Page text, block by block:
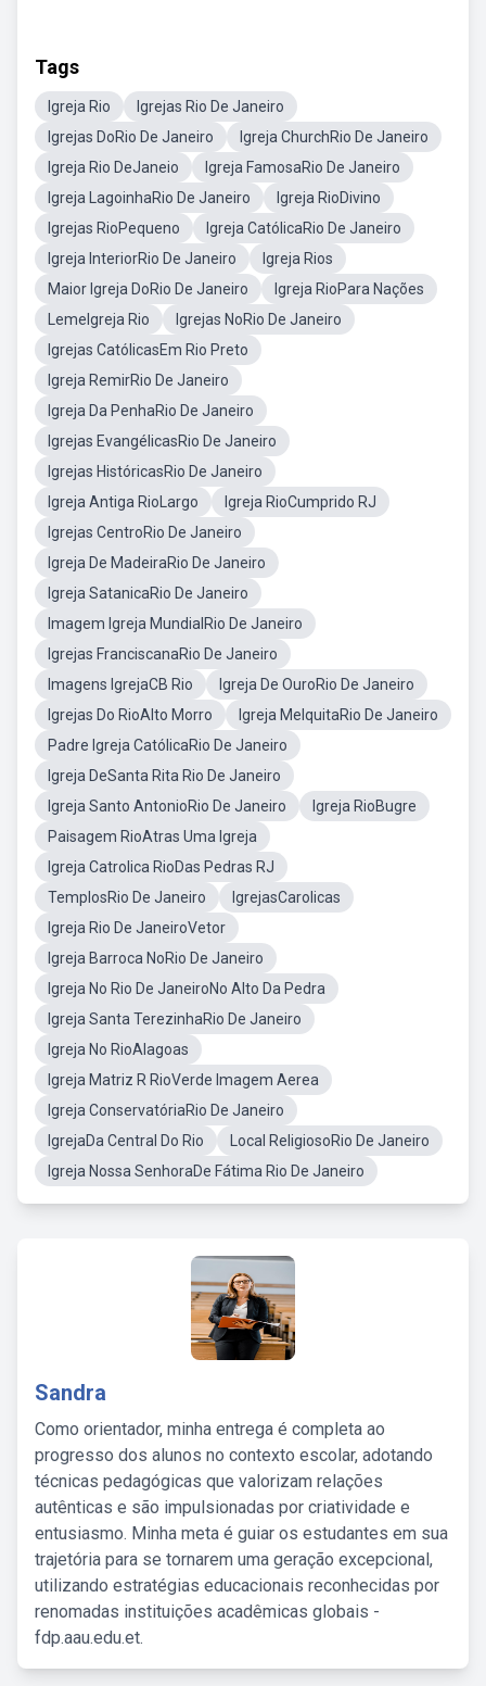
Tags
Igreja Rio
Igrejas Rio De Janeiro
Igrejas DoRio De Janeiro
Igreja ChurchRio De Janeiro
Igreja Rio DeJaneio
Igreja FamosaRio De Janeiro
Igreja LagoinhaRio De Janeiro
Igreja RioDivino
Igrejas RioPequeno
Igreja CatólicaRio De Janeiro
Igreja InteriorRio De Janeiro
Igreja Rios
Maior Igreja DoRio De Janeiro
Igreja RioPara Nações
LemeIgreja Rio
Igrejas NoRio De Janeiro
Igrejas CatólicasEm Rio Preto
Igreja RemirRio De Janeiro
Igreja Da PenhaRio De Janeiro
Igrejas EvangélicasRio De Janeiro
Igrejas HistóricasRio De Janeiro
Igreja Antiga RioLargo
Igreja RioCumprido RJ
Igrejas CentroRio De Janeiro
Igreja De MadeiraRio De Janeiro
Igreja SatanicaRio De Janeiro
Imagem Igreja MundialRio De Janeiro
Igrejas FranciscanaRio De Janeiro
Imagens IgrejaCB Rio
Igreja De OuroRio De Janeiro
Igrejas Do RioAlto Morro
Igreja MelquitaRio De Janeiro
Padre Igreja CatólicaRio De Janeiro
Igreja DeSanta Rita Rio De Janeiro
Igreja Santo AntonioRio De Janeiro
Igreja RioBugre
Paisagem RioAtras Uma Igreja
Igreja Catrolica RioDas Pedras RJ
TemplosRio De Janeiro
IgrejasCarolicas
Igreja Rio De JaneiroVetor
Igreja Barroca NoRio De Janeiro
Igreja No Rio De JaneiroNo Alto Da Pedra
Igreja Santa TerezinhaRio De Janeiro
Igreja No RioAlagoas
Igreja Matriz R RioVerde Imagem Aerea
Igreja ConservatóriaRio De Janeiro
IgrejaDa Central Do Rio
Local ReligiosoRio De Janeiro
Igreja Nossa SenhoraDe Fátima Rio De Janeiro
Sandra
Como orientador, minha entrega é completa ao
progresso dos alunos no contexto escolar, adotando
técnicas pedagógicas que valorizam relações
autênticas e são impulsionadas por criatividade e
entusiasmo. Minha meta é guiar os estudantes em sua
trajetória para se tornarem uma geração excepcional,
utilizando estratégias educacionais reconhecidas por
renomadas instituições acadêmicas globais -
fdp.aau.edu.et.